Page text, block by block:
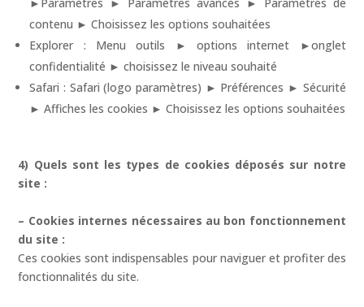
contenu ► Choisissez les options souhaitées
Explorer : Menu outils ► options internet ►onglet
confidentialité ► choisissez le niveau souhaité
Safari : Safari (logo paramètres) ► Préférences ► Sécurité
► Affiches les cookies ► Choisissez les options souhaitées
4) Quels sont les types de cookies déposés sur notre
site :
– Cookies internes nécessaires au bon fonctionnement
du site :
Ces cookies sont indispensables pour naviguer et profiter des
fonctionnalités du site.